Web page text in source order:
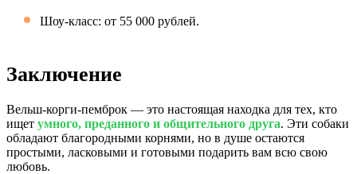
Шоу-класс: от 55 000 рублей.
Заключение
Вельш-корги-пемброк — это настоящая находка для тех, кто
ищет умного, преданного и общительного друга. Эти собаки
обладают благородными корнями, но в душе остаются
простыми, ласковыми и готовыми подарить вам всю свою
любовь.